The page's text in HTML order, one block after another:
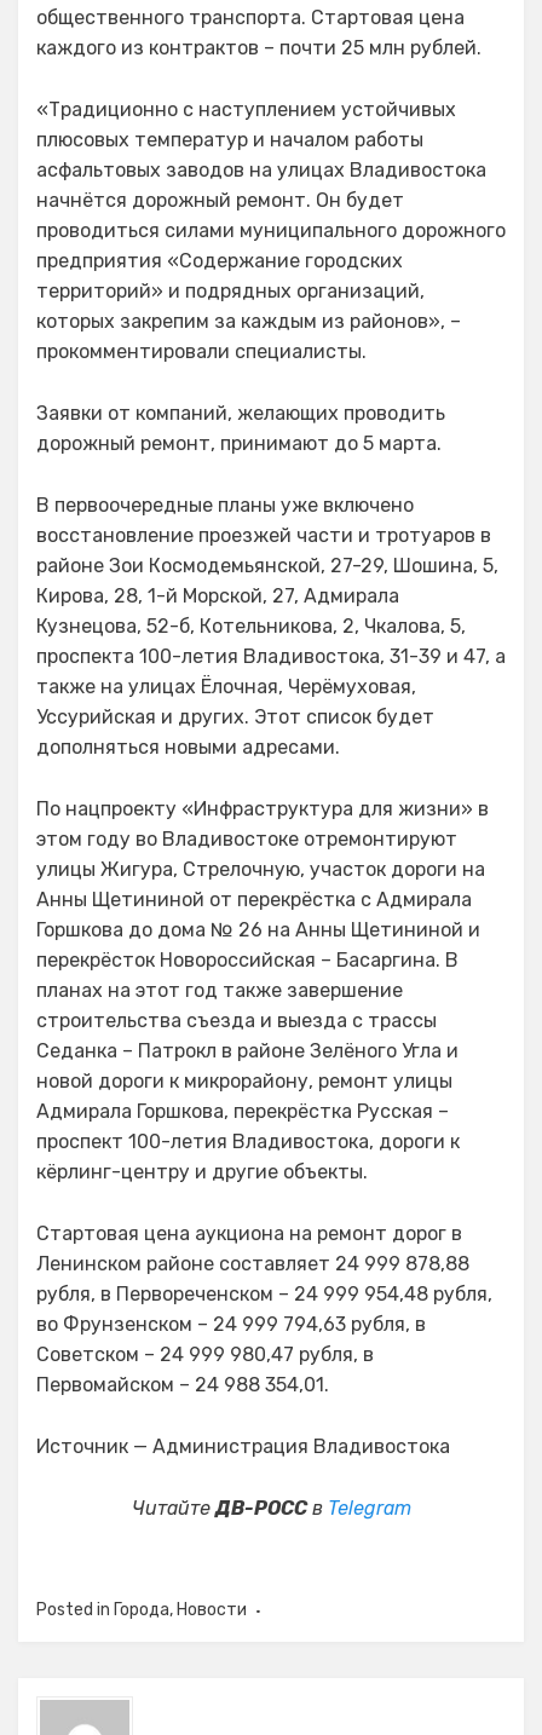
общественного транспорта. Стартовая цена
каждого из контрактов – почти 25 млн рублей.
«Традиционно с наступлением устойчивых
плюсовых температур и началом работы
асфальтовых заводов на улицах Владивостока
начнётся дорожный ремонт. Он будет
проводиться силами муниципального дорожного
предприятия «Содержание городских
территорий» и подрядных организаций,
которых закрепим за каждым из районов», –
прокомментировали специалисты.
Заявки от компаний, желающих проводить
дорожный ремонт, принимают до 5 марта.
В первоочередные планы уже включено
восстановление проезжей части и тротуаров в
районе Зои Космодемьянской, 27-29, Шошина, 5,
Кирова, 28, 1-й Морской, 27, Адмирала
Кузнецова, 52-б, Котельникова, 2, Чкалова, 5,
проспекта 100-летия Владивостока, 31-39 и 47, а
также на улицах Ёлочная, Черёмуховая,
Уссурийская и других. Этот список будет
дополняться новыми адресами.
По нацпроекту «Инфраструктура для жизни» в
этом году во Владивостоке отремонтируют
улицы Жигура, Стрелочную, участок дороги на
Анны Щетининой от перекрёстка с Адмирала
Горшкова до дома № 26 на Анны Щетининой и
перекрёсток Новороссийская – Басаргина. В
планах на этот год также завершение
строительства съезда и выезда с трассы
Седанка – Патрокл в районе Зелёного Угла и
новой дороги к микрорайону, ремонт улицы
Адмирала Горшкова, перекрёстка Русская –
проспект 100-летия Владивостока, дороги к
кёрлинг-центру и другие объекты.
Стартовая цена аукциона на ремонт дорог в
Ленинском районе составляет 24 999 878,88
рубля, в Первореченском – 24 999 954,48 рубля,
во Фрунзенском – 24 999 794,63 рубля, в
Советском – 24 999 980,47 рубля, в
Первомайском – 24 988 354,01.
Источник — Администрация Владивостока
ЧитайтеДВ-РОССв Telegram
Posted in Города, Новости